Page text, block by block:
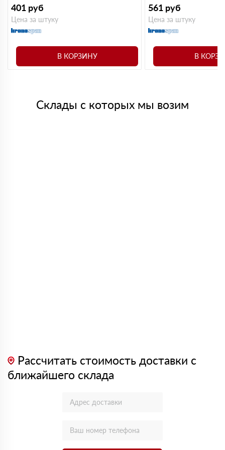
401 руб
Цена за штуку
В КОРЗИНУ
561 руб
Цена за штуку
В
Склады с которых мы возим
Рассчитать стоимость доставки с
ближайшего склада